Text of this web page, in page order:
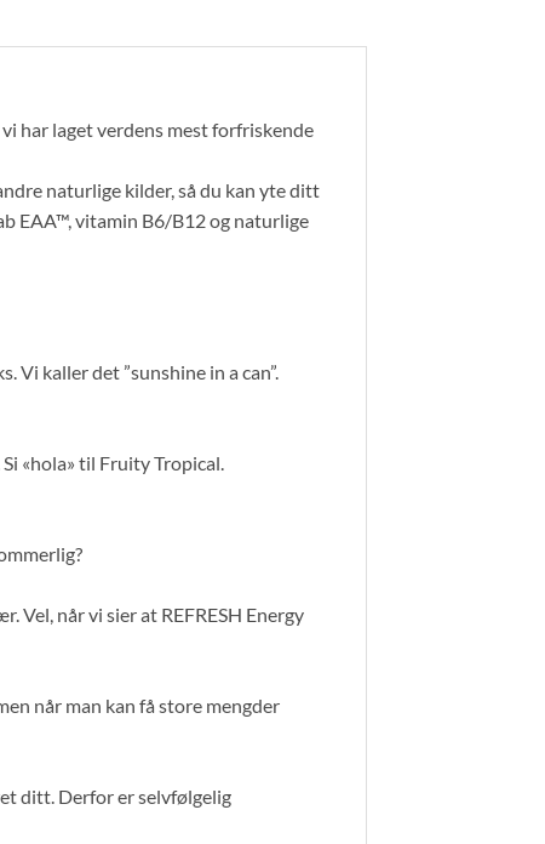
har laget verdens mest forfriskende
naturlige kilder, så du kan yte ditt
EAA™, vitamin B6/B12 og naturlige
Vi kaller det ”sunshine in a can”.
«hola» til Fruity Tropical.
når vi sier at REFRESH Energy
når man kan få store mengder
ditt. Derfor er selvfølgelig